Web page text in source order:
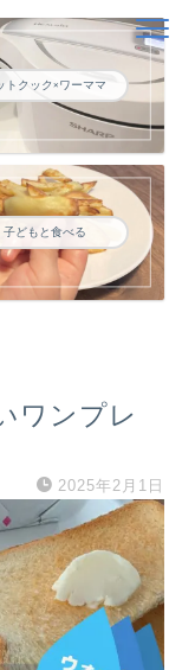
トクック×ワーママ
子どもと食べる
ワンプレ
2025年2月1日